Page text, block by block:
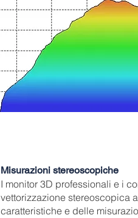
Misurazioni stereoscopiche
I monitor 3D professionali e i
vettorizzazione stereoscopica
caratteristiche e delle